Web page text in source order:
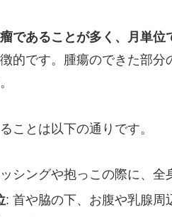
であることが多く、月単位
的です。腫瘍のできた部
ことは以下の通りです。
シングや抱っこの際に、
: 首や脇の下、お腹や乳腺周